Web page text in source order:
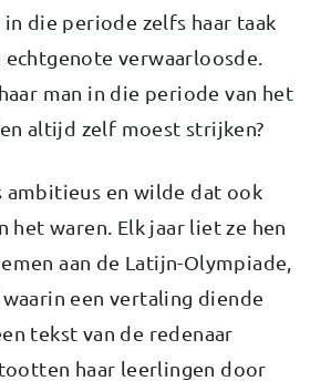
in die periode zelfs haar taak
verwaarloosde.
man in die periode van het
altijd zelf moest strijken?
ambitieus en wilde dat ook
het waren. Elk jaar liet ze hen
aan de Latijn-Olympiade,
een vertaling diende
tekst van de redenaar
haar leerlingen door